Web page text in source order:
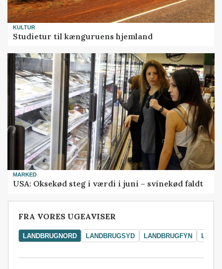
KULTUR
Studietur til kænguruens hjemland
MARKED
USA: Oksekød steg i værdi i juni – svinekød faldt
FRA VORES UGEAVISER
LANDBRUGNORD LANDBRUGSYD LANDBRUGFYN